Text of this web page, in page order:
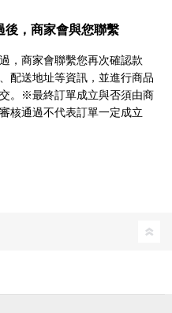
後，商家會與您聯繫
，商家會聯繫您再次確認款
配送地址等資訊，並進行商品
。※最終訂單成立與否須由商
核通過不代表訂單一定成立